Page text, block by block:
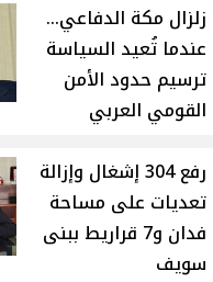
زلزال مكة الدفاعي...
عندما تُعيد السياسة
ترسيم حدود الأمن
القومي العربي
رفع 304 إشغال وإزالة
تعديات على مساحة
فدان و7 قراريط ببنى
سويف